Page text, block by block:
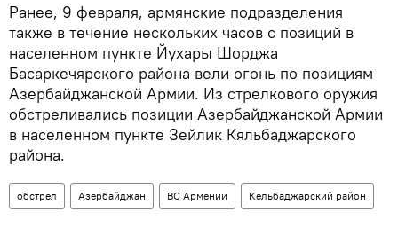
Ранее, 9 февраля, армянские подразделения
также в течение нескольких часов с позиций в
населенном пункте Йухары Шорджа
Басаркечярского района вели огонь по позициям
Азербайджанской Армии. Из стрелкового оружия
обстреливались позиции Азербайджанской Армии
в населенном пункте Зейлик Кяльбаджарского
района.
обстрел Азербайджан ВС Армении Кельбаджарский район